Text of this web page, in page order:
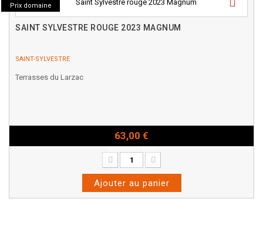
Prix domaine
SAINT SYLVESTRE ROUGE 2023 MAGNUM
SAINT-SYLVESTRE
Terrasses du Larzac
63,00 €
Ajouter au panier